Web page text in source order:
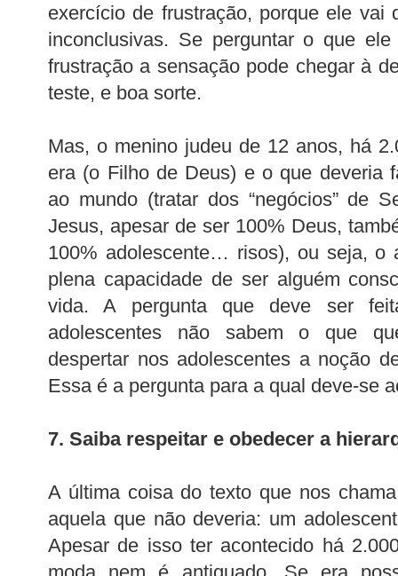
exercício de frustração, porque ele vai
inconclusivas. Se perguntar o que
frustração a sensação pode chegar à
teste, e boa sorte.
Mas, o menino judeu de 12 anos, há
era (o Filho de Deus) e o que deveria
ao mundo (tratar dos “negócios” de
Jesus, apesar de ser 100% Deus,
100% adolescente… risos), ou seja, o
plena capacidade de ser alguém
vida. A pergunta que deve ser
adolescentes não sabem o que
despertar nos adolescentes a noção
Essa é a pergunta para a qual deve-se
7. Saiba respeitar e obedecer a
A última coisa do texto que nos
aquela que não deveria: um
Apesar de isso ter acontecido há